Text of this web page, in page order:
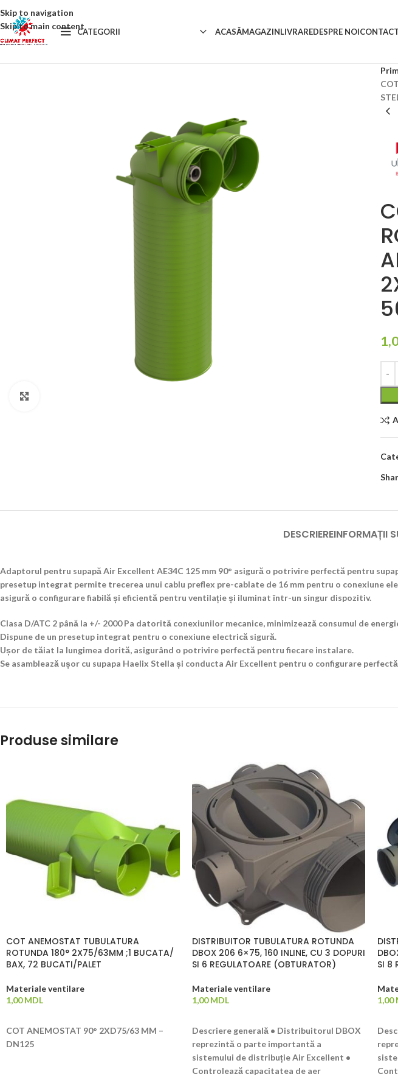
Skip to navigation
Skip to main content
CATEGORII ACASĂMAGAZINLIVRAREDESPRE NOI
DESCRIEREINFORMAȚII
Adaptorul pentru supapă Air Excellent AE34C 125 mm 90° asigură o potrivire perfectă pentru
presetup integrat permite trecerea unui cablu preflex pre-cablate de 16 mm pentru o conexiune
asigură o configurare fiabilă și eficientă pentru ventilație și iluminat într-un singur dispozitiv.
Clasa D/ATC 2 până la +/- 2000 Pa datorită conexiunilor mecanice, minimizează consumul de
Dispune de un presetup integrat pentru o conexiune electrică sigură.
Ușor de tăiat la lungimea dorită, asigurând o potrivire perfectă pentru fiecare instalare.
Se asamblează ușor cu supapa Haelix Stella și conducta Air Excellent pentru o configurare
Produse similare
COT ANEMOSTAT TUBULATURA
ROTUNDA 180° 2X75/63MM ;1 BUCATA/
BAX, 72 BUCATI/PALET
Materiale ventilare
1,00MDL
COT ANEMOSTAT 90° 2XD75/63 MM –
DN125
DISTRIBUITOR TUBULATURA ROTUNDA
DBOX 206 6×75, 160 INLINE, CU 3 DOPURI
SI 6 REGULATOARE (OBTURATOR)
Materiale ventilare
1,00MDL
Descriere generală • Distribuitorul DBOX
reprezintă o parte importantă a
sistemului de distribuție Air Excellent •
Controlează capacitatea de aer
SI 8
1,00